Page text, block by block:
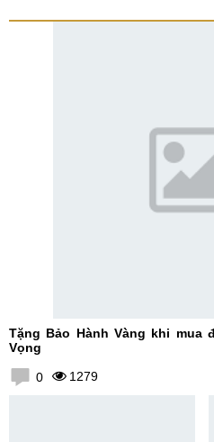
Tặng Bảo Hành Vàng khi mua
Vọng
0 1279